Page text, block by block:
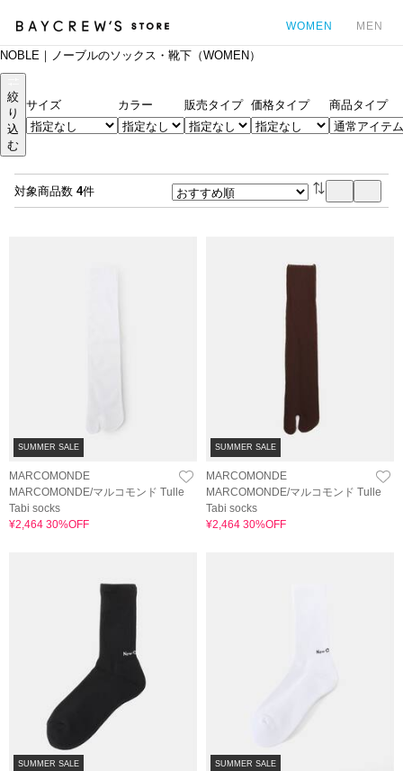
WOMEN MEN
NOBLE｜ノーブルのソックス・靴下（WOMEN）
絞
り
込
む
サイズ カラー 販売タイプ 価格タイプ 商品タイプ
対象商品数 4件
SUMMER SALE
MARCOMONDE
MARCOMONDE/マルコモンド Tulle
Tabi socks
¥2,464 30%OFF
SUMMER SALE
MARCOMONDE
MARCOMONDE/マルコモンド Tulle
Tabi socks
¥2,464 30%OFF
SUMMER SALE SUMMER SALE